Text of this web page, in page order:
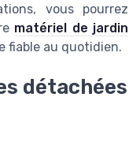
vous pourrez
matériel de jardin
fiable au quotidien.
détachées